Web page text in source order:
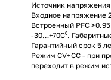
Источник
Входное напряжение
Встроенный PFC
-30…+70C⁰.
Гарантийный срок 5
Режим CV+CC - при
переходит в режим